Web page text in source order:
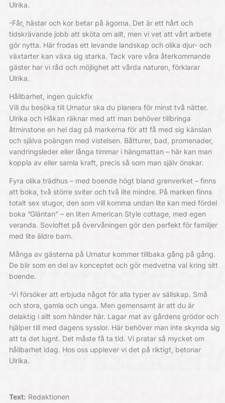
Ulrika.
-Får, hästar och kor betar på ägorna. Det är ett hårt och
tidskrävande jobb att sköta om allt, men vi vet att vårt arbete
gör nytta. Här frodas ett levande landskap och olika djur- och
växtarter kan växa sig starka. Tack vare våra återkommande
gäster har vi råd och möjlighet att vårda naturen, förklarar
Ulrika.
Hållbarhet, ingen quickfix
Vill du besöka till Urnatur ska du planera för minst två nätter.
Ulrika och Håkan räknar med att man behöver tillbringa
åtminstone en hel dag på markerna för att få med sig känslan
och själva poängen med vistelsen. Båtturer, bad, promenader,
vandringsleder eller långa timmar i hängmattan – här kan man
koppla av eller samla kraft, precis så som man själv önskar.
Fyra olika trädhus – med boende högt bland grenverket – finns
att boka, två större sviter och två lite mindre. På marken finns
totalt sex stugor, den som vill komma undan lite kan med fördel
boka ”Gläntan” – en liten American Style cottage, med egen
veranda. Sovloftet på övervåningen gör den perfekt för familjer
med lite äldre barn.
Många av gästerna på Urnatur kommer tillbaka gång på gång.
De blir som en del av konceptet och gör medvetna val kring sitt
boende.
-Vi försöker att erbjuda något för alla typer av sällskap. Små
och stora, gamla och unga. Men gemensamt är att du är
delaktig i allt som händer här. Lagar mat av gårdens grödor och
hjälper till med dagens sysslor. Här behöver man inte skynda sig
att ta det lugnt. Det måste få ta tid. Vi pratar så mycket om
hållbarhet idag. Hos oss upplever vi det på riktigt, betonar
Ulrika.
Text: Redaktionen